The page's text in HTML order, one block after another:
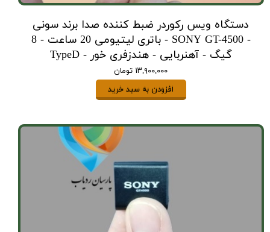
دستگاه ویس رکوردر ضبط کننده صدا برند سونی
- SONY GT-4500 - باتری لیتیومی 20 ساعت - 8
گیگ - آهنربایی - هندزفری خور - TypeD
۱۳,۹۰۰,۰۰۰ تومان
افزودن به سبد خرید